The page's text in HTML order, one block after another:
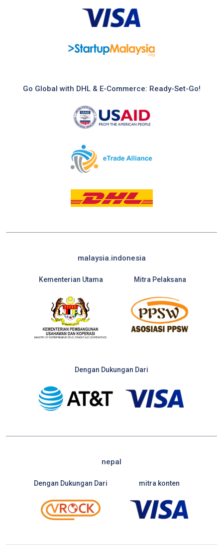
Go Global with DHL & E-Commerce: Ready-Set-Go!
malaysia.indonesia
Kementerian Utama Mitra Pelaksana
Dengan Dukungan Dari
nepal
Dengan Dukungan Dari mitra konten